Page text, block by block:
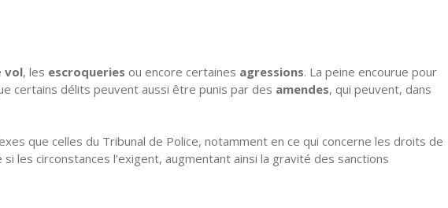
vol, les escroqueries ou encore certaines agressions. La peine encourue pour
certains délits peuvent aussi être punis par des amendes, qui peuvent, dans
que celles du Tribunal de Police, notamment en ce qui concerne les droits de
les circonstances l’exigent, augmentant ainsi la gravité des sanctions